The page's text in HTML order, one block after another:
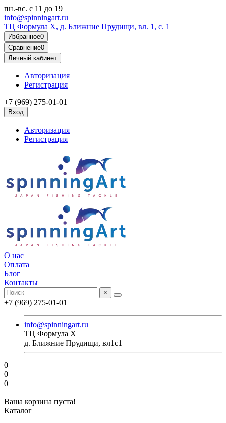
пн.-вс. с 11 до 19
info@spinningart.ru
ТЦ Формула X, д. Ближние Прудищи, вл. 1, с. 1
Избранное0
Сравнение0
Личный кабинет
Авторизация
Регистрация
+7 (969) 275-01-01
Вход
Авторизация
Регистрация
О нас
Оплата
Блог
Контакты
×
+7 (969) 275-01-01
info@spinningart.ru
ТЦ Формула X
д. Ближние Прудищи, вл1с1
0
0
0
Ваша корзина пуста!
Каталог